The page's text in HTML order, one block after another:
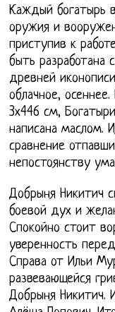
Каждый богатырь
оружия и
приступив к
быть разработана
древней
облачное,
3х446 см,
написана маслом.
сравнение
непостоянству
Добрыня Никитич
боевой дух и
Спокойно стоит
уверенность
Справа от Ильи
развевающейся
Добрыня Никитич.